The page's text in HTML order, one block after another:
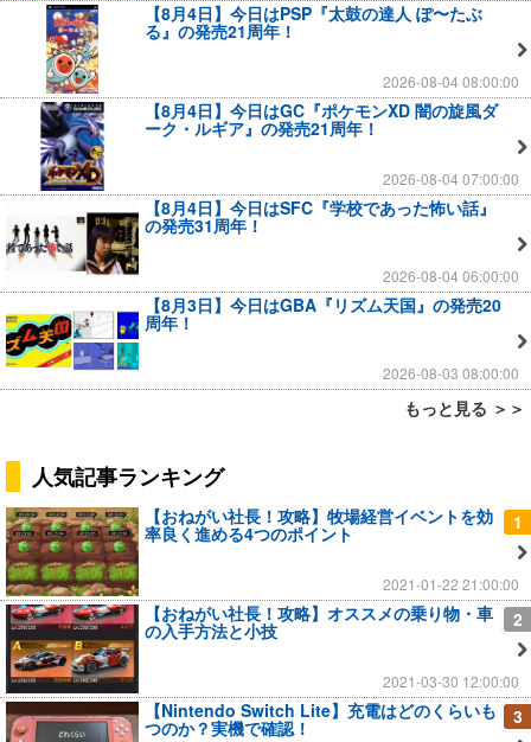
【8月4日】今日はPSP『太鼓の達人 ぽ〜たぶ
る』の発売21周年！
2026-08-04 08:00:00
【8月4日】今日はGC『ポケモンXD 闇の旋風ダ
ーク・ルギア』の発売21周年！
2026-08-04 07:00:00
【8月4日】今日はSFC『学校であった怖い話』
の発売31周年！
2026-08-04 06:00:00
【8月3日】今日はGBA『リズム天国』の発売20
周年！
2026-08-03 08:00:00
もっと見る ＞＞
人気記事ランキング
1
【おねがい社長！攻略】牧場経営イベントを効
率良く進める4つのポイント
2021-01-22 21:00:00
2
【おねがい社長！攻略】オススメの乗り物・車
の入手方法と小技
2021-03-30 12:00:00
3
【Nintendo Switch Lite】充電はどのくらいも
つのか？実機で確認！